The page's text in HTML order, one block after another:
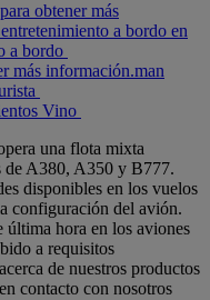
obtener más
a bordo en
a bordo
más información.man
Vino
una flota mixta
de A380, A350 y B777.
disponibles en los vuelos
configuración del avión.
última hora en los aviones
a requisitos
de nuestros productos
contacto con nosotros